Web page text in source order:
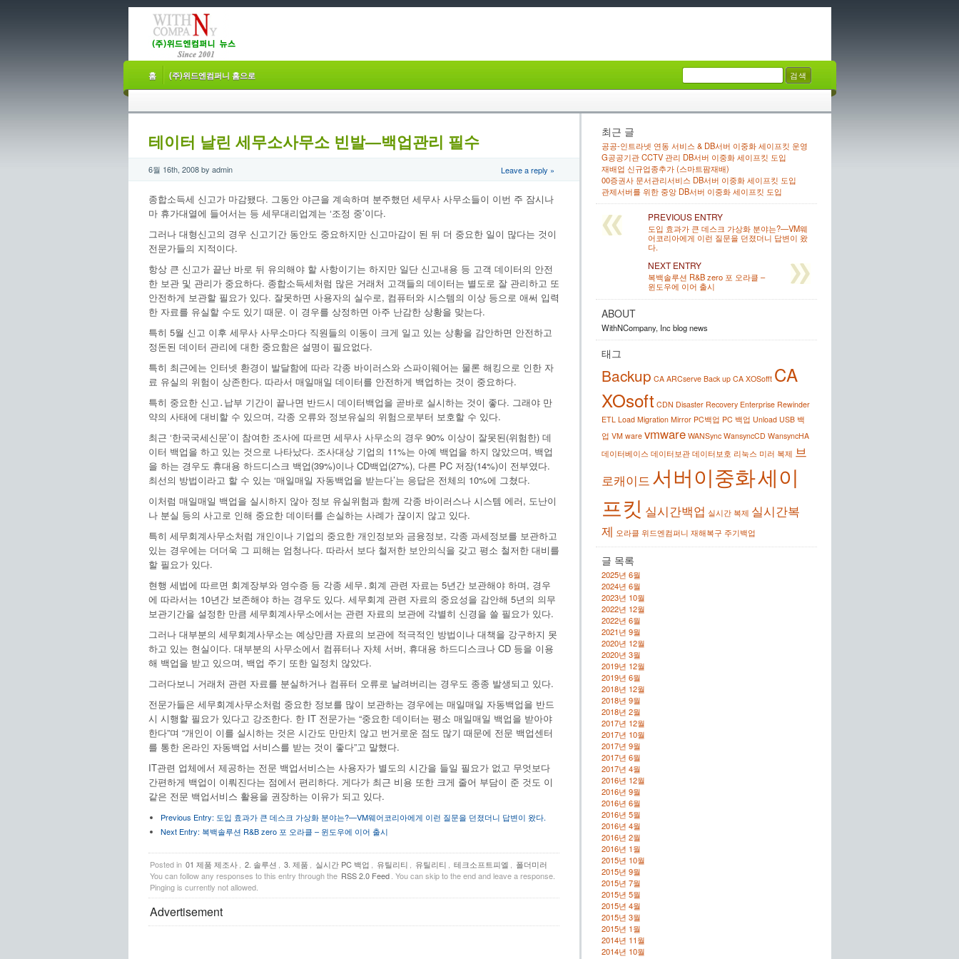
홈 (주)위드엔컴퍼니 홈으로
테이터 날린 세무소사무소 빈발—백업관리 필수
6월 16th, 2008 by admin Leave a reply »
종합소득세 신고가 마감됐다. 그동안 야근을 계속하며 분주했던 세무사 사무소들이 이번 주 잠시나
마 휴가대열에 들어서는 등 세무대리업계는 ‘조정 중’이다.
그러나 대형신고의 경우 신고기간 동안도 중요하지만 신고마감이 된 뒤 더 중요한 일이 많다는 것이
전문가들의 지적이다.
항상 큰 신고가 끝난 바로 뒤 유의해야 할 사항이기는 하지만 일단 신고내용 등 고객 데이터의 안전
한 보관 및 관리가 중요하다. 종합소득세처럼 많은 거래처 고객들의 데이터는 별도로 잘 관리하고 또
안전하게 보관할 필요가 있다. 잘못하면 사용자의 실수로, 컴퓨터와 시스템의 이상 등으로 애써 입력
한 자료를 유실할 수도 있기 때문. 이 경우를 상정하면 아주 난감한 상황을 맞는다.
특히 5월 신고 이후 세무사 사무소마다 직원들의 이동이 크게 일고 있는 상황을 감안하면 안전하고
정돈된 데이터 관리에 대한 중요함은 설명이 필요없다.
특히 최근에는 인터넷 환경이 발달함에 따라 각종 바이러스와 스파이웨어는 물론 해킹으로 인한 자
료 유실의 위험이 상존한다. 따라서 매일매일 데이터를 안전하게 백업하는 것이 중요하다.
특히 중요한 신고․납부 기간이 끝나면 반드시 데이터백업을 곧바로 실시하는 것이 좋다. 그래야 만
약의 사태에 대비할 수 있으며, 각종 오류와 정보유실의 위험으로부터 보호할 수 있다.
최근 ‘한국국세신문’이 참여한 조사에 따르면 세무사 사무소의 경우 90% 이상이 잘못된(위험한) 데
이터 백업을 하고 있는 것으로 나타났다. 조사대상 기업의 11%는 아예 백업을 하지 않았으며, 백업
을 하는 경우도 휴대용 하드디스크 백업(39%)이나 CD백업(27%), 다른 PC 저장(14%)이 전부였다.
최선의 방법이라고 할 수 있는 ‘매일매일 자동백업을 받는다’는 응답은 전체의 10%에 그쳤다.
이처럼 매일매일 백업을 실시하지 않아 정보 유실위험과 함께 각종 바이러스나 시스템 에러, 도난이
나 분실 등의 사고로 인해 중요한 데이터를 손실하는 사례가 끊이지 않고 있다.
특히 세무회계사무소처럼 개인이나 기업의 중요한 개인정보와 금융정보, 각종 과세정보를 보관하고
있는 경우에는 더더욱 그 피해는 엄청나다. 따라서 보다 철저한 보안의식을 갖고 평소 철저한 대비를
할 필요가 있다.
현행 세법에 따르면 회계장부와 영수증 등 각종 세무․회계 관련 자료는 5년간 보관해야 하며, 경우
에 따라서는 10년간 보존해야 하는 경우도 있다. 세무회계 관련 자료의 중요성을 감안해 5년의 의무
보관기간을 설정한 만큼 세무회계사무소에서는 관련 자료의 보관에 각별히 신경을 쓸 필요가 있다.
그러나 대부분의 세무회계사무소는 예상만큼 자료의 보관에 적극적인 방법이나 대책을 강구하지 못
하고 있는 현실이다. 대부분의 사무소에서 컴퓨터나 자체 서버, 휴대용 하드디스크나 CD 등을 이용
해 백업을 받고 있으며, 백업 주기 또한 일정치 않았다.
그러다보니 거래처 관련 자료를 분실하거나 컴퓨터 오류로 날려버리는 경우도 종종 발생되고 있다.
전문가들은 세무회계사무소처럼 중요한 정보를 많이 보관하는 경우에는 매일매일 자동백업을 반드
시 시행할 필요가 있다고 강조한다. 한 IT 전문가는 “중요한 데이터는 평소 매일매일 백업을 받아야
한다”며 “개인이 이를 실시하는 것은 시간도 만만치 않고 번거로운 점도 많기 때문에 전문 백업센터
를 통한 온라인 자동백업 서비스를 받는 것이 좋다”고 말했다.
IT관련 업체에서 제공하는 전문 백업서비스는 사용자가 별도의 시간을 들일 필요가 없고 무엇보다
간편하게 백업이 이뤄진다는 점에서 편리하다. 게다가 최근 비용 또한 크게 줄어 부담이 준 것도 이
같은 전문 백업서비스 활용을 권장하는 이유가 되고 있다.
Previous Entry: 도입 효과가 큰 데스크 가상화 분야는?—VM웨어코리아에게 이런 질문을 던졌더니 답변이 왔다.
Next Entry: 복백솔루션 R&B zero 포 오라클 – 윈도우에 이어 출시
Posted in 01 제품 제조사 2. 솔루션 3. 제품 실시간 PC 백업 유틸리티 유틸리티 테크소프트피엘
폴더미러
You can follow any responses to this entry through the RSS 2.0 Feed . You can skip to the end and leave a response.
Pinging is currently not allowed.
Advertisement
최근 글
공공-인트라넷 연동 서비스 & DB서버 이중화 세이프킷 운영
G공공기관 CCTV 관리 DB서버 이중화 세이프킷 도입
재배업 신규업종추가 (스마트팜재배)
00증권사 문서관리서비스 DB서버 이중화 세이프킷 도입
관제서버를 위한 중앙 DB서버 이중화 세이프킷 도입
PREVIOUS ENTRY
도입 효과가 큰 데스크 가상화 분야는?—VM웨
어코리아에게 이런 질문을 던졌더니 답변이 왔
다.
NEXT ENTRY
복백솔루션 R&B zero 포 오라클 –
윈도우에 이어 출시
ABOUT
WithNCompany, Inc blog news
태그
Backup CA ARCserve Back up CA XOSofft CA
XOsoft CDN Disaster Recovery Enterprise Rewinder
ETL Load Migration Mirror PC백업 PC 백업 Unload USB 백
업 VM ware vmware WANSync WansyncCD WansyncHA
데이터베이스 데이터보관 데이터보호 리눅스 미러 복제 브
로캐이드 서버이중화세이
프킷 실시간백업 실시간 복제 실시간복
제 오라클 위드엔컴퍼니 재해복구 주기백업
글 목록
2025년 6월
2024년 6월
2023년 10월
2022년 12월
2022년 6월
2021년 9월
2020년 12월
2020년 3월
2019년 12월
2019년 6월
2018년 12월
2018년 9월
2018년 2월
2017년 12월
2017년 10월
2017년 9월
2017년 6월
2017년 4월
2016년 12월
2016년 9월
2016년 6월
2016년 5월
2016년 4월
2016년 2월
2016년 1월
2015년 10월
2015년 9월
2015년 7월
2015년 5월
2015년 4월
2015년 3월
2015년 1월
2014년 11월
2014년 10월